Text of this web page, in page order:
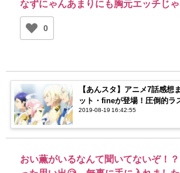
なずにゃんあまりにも胸元エッチじ
0
【あんスタ】アニメ7話感想
ット・fineが登場！圧倒的ラ
然…！
2019-08-19 16:42:55
おい薫がいるなんて聞いてないぞ！